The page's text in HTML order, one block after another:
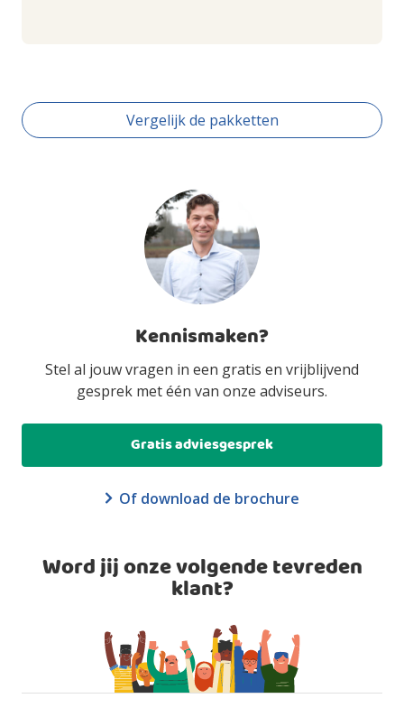
Vergelijk de pakketten
Kennismaken?
Stel al jouw vragen in een gratis en vrijblijvend
gesprek met één van onze adviseurs.
Gratis adviesgesprek
Of download de brochure
Word jij onze volgende tevreden
klant?